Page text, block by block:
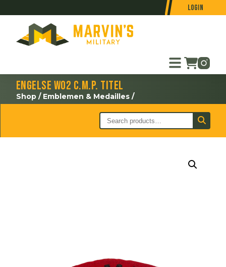
Login
Engelse WO2 C.M.P. titel
Shop / Emblemen & Medailles /